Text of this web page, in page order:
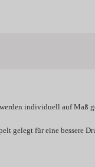
individuell auf Maß
gelegt für eine bessere